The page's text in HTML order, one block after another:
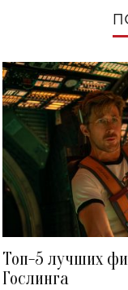
Топ-5 лучших
Гослинга